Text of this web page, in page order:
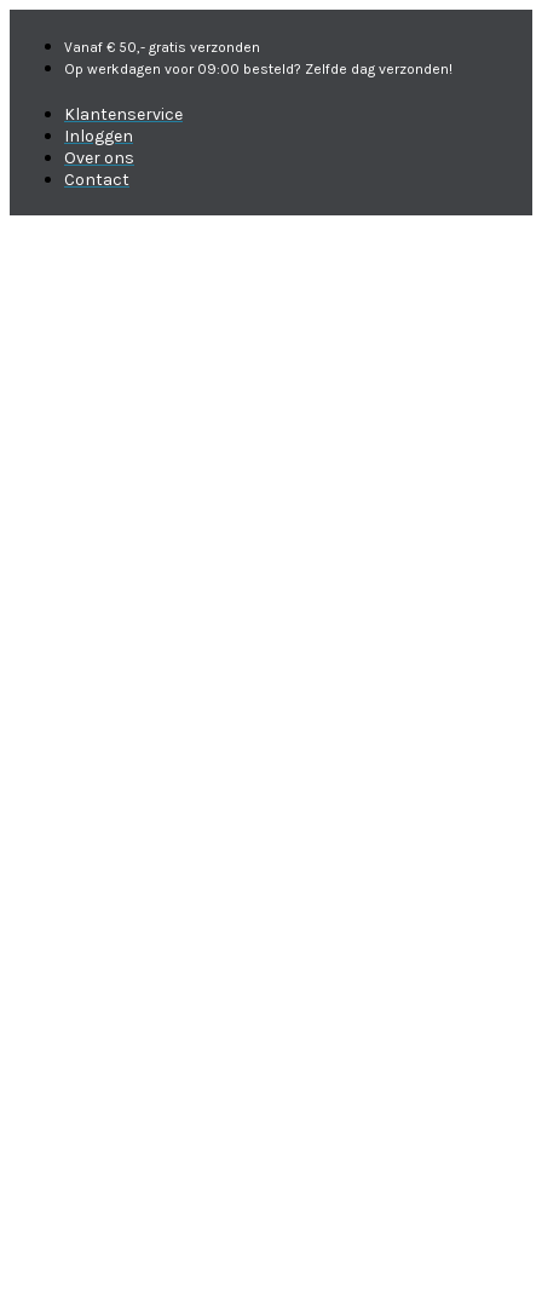
Vanaf € 50,- gratis verzonden
Op werkdagen voor 09:00 besteld? Zelfde dag verzonden!
Klantenservice
Inloggen
Over ons
Contact